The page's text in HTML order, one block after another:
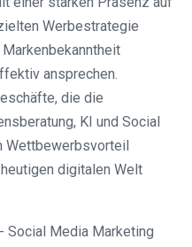
Werbestrategie
ansprechen.
die die
KI und Social
Wettbewerbsvorteil
digitalen Welt